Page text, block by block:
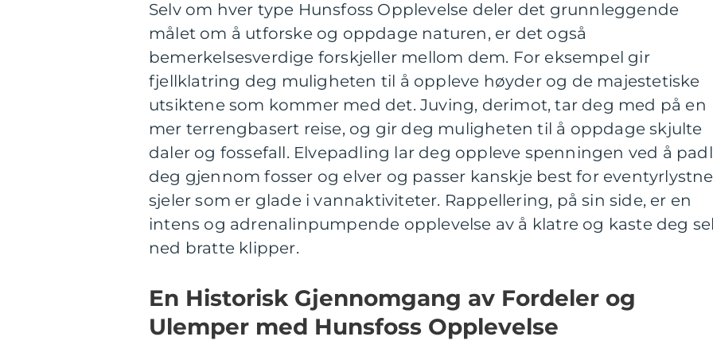
Selv om hver type Hunsfoss Opplevelse deler det grunnleggende
målet om å utforske og oppdage naturen, er det også
bemerkelsesverdige forskjeller mellom dem. For eksempel gir
fjellklatring deg muligheten til å oppleve høyder og de majestetiske
utsiktene som kommer med det. Juving, derimot, tar deg med på en
mer terrengbasert reise, og gir deg muligheten til å oppdage skjulte
daler og fossefall. Elvepadling lar deg oppleve spenningen ved å
deg gjennom fosser og elver og passer kanskje best for eventyrlystne
sjeler som er glade i vannaktiviteter. Rappellering, på sin side, er en
intens og adrenalinpumpende opplevelse av å klatre og kaste deg
ned bratte klipper.
En Historisk Gjennomgang av Fordeler og
Ulemper med Hunsfoss Opplevelse